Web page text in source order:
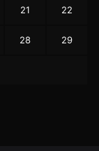
21 22
28 29